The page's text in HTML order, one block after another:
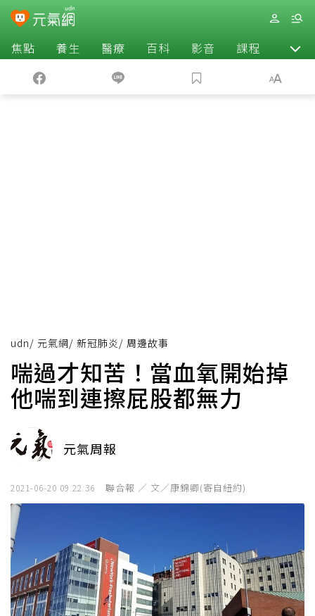
焦點 養生 醫療 百科 影音 課程 退休
udn/ 元氣網/ 新冠肺炎 / 周邊故事
喘過才知苦！當血氧開始掉
他喘到連擦屁股都無力
元氣周報
2021-06-20 09:22:36 聯合報 ／ 文／康錦卿(寄自紐約)